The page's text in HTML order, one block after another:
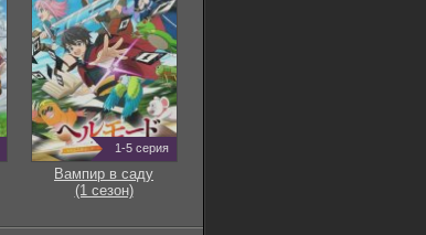
1-5 серия
Вампир в саду
(1 сезон)